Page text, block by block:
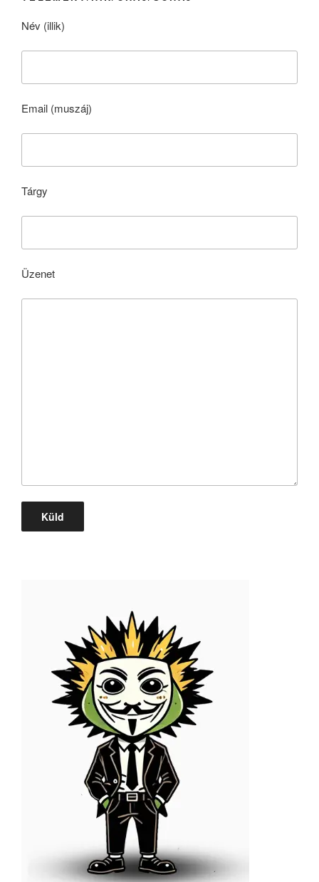
Név (illik)
Email (muszáj)
Tárgy
Üzenet